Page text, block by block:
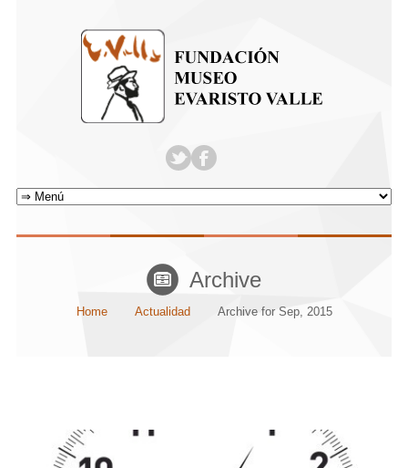
Archive
Home Actualidad Archive for Sep, 2015